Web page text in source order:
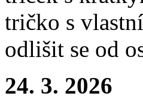
tričko s
odlišit se od
24. 3. 2026